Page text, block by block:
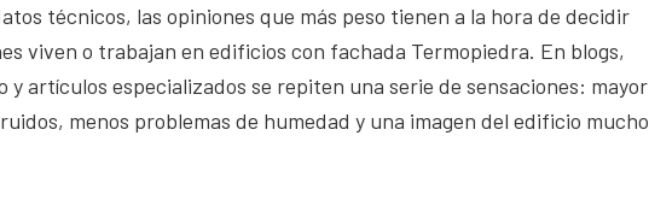
técnicos, las opiniones que más peso tienen a la hora de decidir
viven o trabajan en edificios con fachada Termopiedra. En blogs,
y artículos especializados se repiten una serie de sensaciones: mayor
menos problemas de humedad y una imagen del edificio mucho